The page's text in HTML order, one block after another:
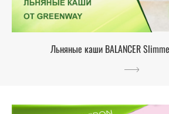
Льняные каши BALANCER